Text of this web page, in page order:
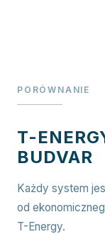
PORÓWNANIE
T-
BUDVAR
Każdy system
od
T-Energy.